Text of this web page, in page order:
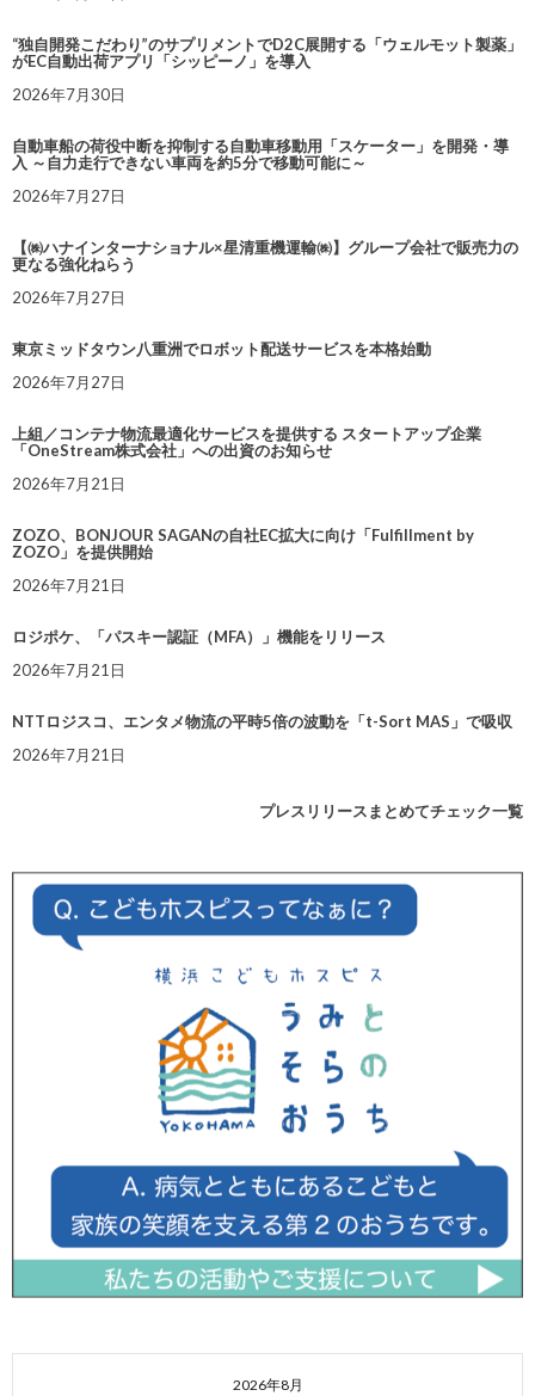
“独自開発こだわり”のサプリメントでD2C展開する「ウェルモット製薬」
がEC自動出荷アプリ「シッピーノ」を導入
2026年7月30日
自動車船の荷役中断を抑制する自動車移動用「スケーター」を開発・導
入 ～自力走行できない車両を約5分で移動可能に～
2026年7月27日
【㈱ハナインターナショナル×星清重機運輸㈱】グループ会社で販売力の
更なる強化ねらう
2026年7月27日
東京ミッドタウン八重洲でロボット配送サービスを本格始動
2026年7月27日
上組／コンテナ物流最適化サービスを提供する スタートアップ企業
「OneStream株式会社」への出資のお知らせ
2026年7月21日
ZOZO、BONJOUR SAGANの自社EC拡大に向け「Fulfillment by
ZOZO」を提供開始
2026年7月21日
ロジポケ、「パスキー認証（MFA）」機能をリリース
2026年7月21日
NTTロジスコ、エンタメ物流の平時5倍の波動を「t-Sort MAS」で吸収
2026年7月21日
プレスリリースまとめてチェック一覧
2026年8月